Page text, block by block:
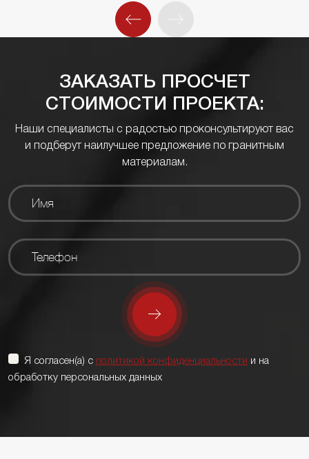
ЗАКАЗАТЬ ПРОСЧЕТ
СТОИМОСТИ ПРОЕКТА:
Наши специалисты с радостью проконсультируют вас
и подберут наилучшее предложение по гранитным
материалам.
Я согласен(а) с политикой конфиденциальности и на
обработку персональных данных